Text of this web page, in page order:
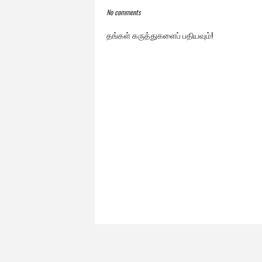
No comments
தங்கள் கருத்துகளைப் பதியவும்!